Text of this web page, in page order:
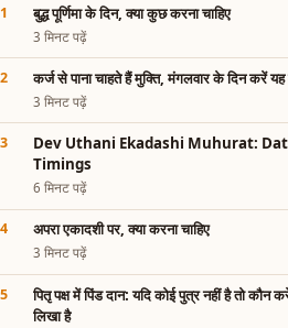
बुद्ध पूर्णिमा के दिन, क्या कुछ करना चाहिए
3 मिनट पढ़ें
कर्ज से पाना चाहते हैं मुक्ति, मंगलवार के दिन करें यह
3 मिनट पढ़ें
Dev Uthani Ekadashi Muhurat:
Timings
6 मिनट पढ़ें
अपरा एकादशी पर, क्या करना चाहिए
3 मिनट पढ़ें
पितृ पक्ष में पिंड दान: यदि कोई पुत्र नहीं है तो कौन
लिखा है